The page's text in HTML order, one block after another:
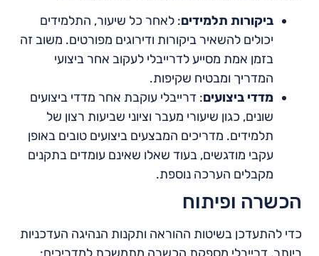
ביקורות תלמידים: לאחר כל שיעור, התלמידים
יכולים להשאיר ביקורות ודירוגים מפורטים. משוב זה
בזמן אמת מסייע לדרייבלי לעקוב אחר ביצועי
המדריך ומבטיח שקיפות.
מדדי ביצועים: דרייבלי עוקבת אחר מדדי ביצועים
שונים, כגון שיעורי מעבר וציוני שביעות רצון של
תלמידים. מדריכים המבצעים ביצועים טובים באופן
עקבי מודגשים, בעוד שאלו שאינם עומדים בתקנים
מקבלים הערכה נוספת.
הכשרה ופיתוח
כדי להתעדכן בשיטות ההוראה ותקנות הנהיגה העדכניות